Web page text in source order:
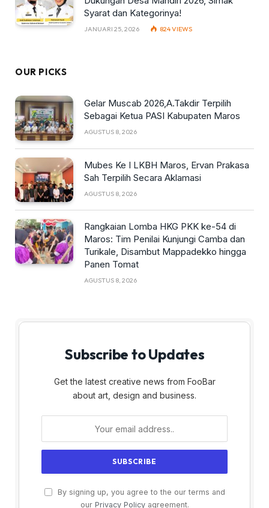
Syarat dan Kategorinya!
JANUARI 25, 2026 824VIEWS
OUR PICKS
Gelar Muscab 2026,A.Takdir Terpilih
Sebagai Ketua PASI Kabupaten Maros
AGUSTUS 8, 2026
Mubes Ke I LKBH Maros, Ervan Prakasa
Sah Terpilih Secara Aklamasi
AGUSTUS 8, 2026
Rangkaian Lomba HKG PKK ke-54 di
Maros: Tim Penilai Kunjungi Camba dan
Turikale, Disambut Mappadekko hingga
Panen Tomat
AGUSTUS 8, 2026
Subscribe to Updates
Get the latest creative news from FooBar
about art, design and business.
By signing up, you agree to the our terms and
our Privacy Policyagreement.